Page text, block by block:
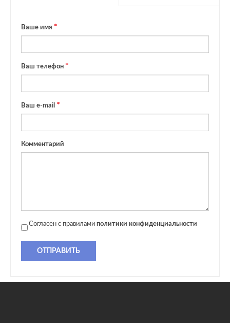
Ваше имя
Ваш телефон
Ваш e-mail
Комментарий
Согласен с правилами политики конфиденциальности
ОТПРАВИТЬ